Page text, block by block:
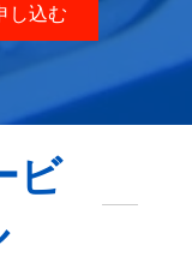
し込む
ビ